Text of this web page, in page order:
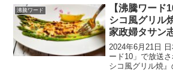
した超絶品な簡
しまえば応用も...
沸騰ワード
【沸騰ワード
シコ風グリル
家政婦タサン
前菜レシピ(6
2024年6月21日
ード10」で放送
シコ風グリル焼